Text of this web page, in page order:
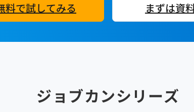
料で試してみる まずは資
ジョブカンシリーズ